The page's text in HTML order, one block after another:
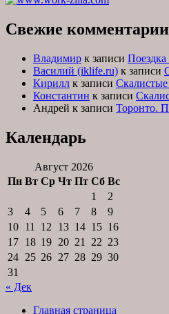
Свежие комментарии
Владимир к записи
Василий (iklife.ru) к записи
Кирилл к записи
Константин к записи
Андрей к записи Торонто.
Календарь
Август 2026
Пн Вт Ср Чт Пт Сб Вс
1
2
3
4 5 6 7 8
9
10 11 12 13 14 15 16
17 18 19 20 21 22 23
24 25 26 27 28 29 30
31
« Дек
Главная страница